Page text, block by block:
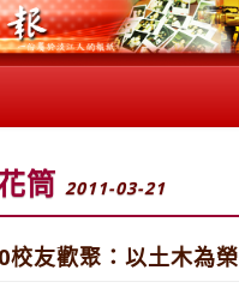
筒 2011-03-21
校友歡聚：以土木為榮